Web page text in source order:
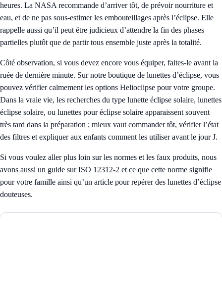
heures. La NASA recommande d’arriver tôt, de prévoir nourriture et
eau, et de ne pas sous-estimer les embouteillages après l’éclipse. Elle
rappelle aussi qu’il peut être judicieux d’attendre la fin des phases
partielles plutôt que de partir tous ensemble juste après la totalité.
Côté observation, si vous devez encore vous équiper, faites-le avant la
ruée de dernière minute. Sur notre boutique de lunettes d’éclipse, vous
pouvez vérifier calmement les options Helioclipse pour votre groupe.
Dans la vraie vie, les recherches du type lunette éclipse solaire, lunettes
éclipse solaire, ou lunettes pour éclipse solaire apparaissent souvent
très tard dans la préparation ; mieux vaut commander tôt, vérifier l’état
des filtres et expliquer aux enfants comment les utiliser avant le jour J.
Si vous voulez aller plus loin sur les normes et les faux produits, nous
avons aussi un guide surISO 12312-2 et ce que cette norme signifie
pour votre famille ainsi qu’un article pourrepérer des lunettes d’éclipse
douteuses.